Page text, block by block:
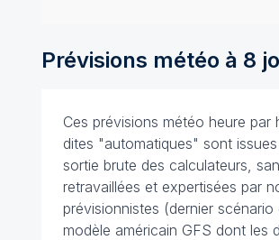
Prévisions météo à 8
Ces prévisions météo heure par
dites "automatiques" sont
sortie brute des calculateurs,
retravaillées et expertisées par
prévisionnistes (dernier scénario
modèle américain GFS dont les